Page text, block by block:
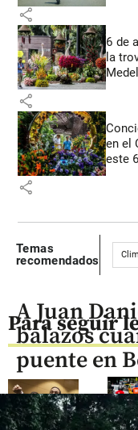
share
6 de
la
share
en el
este
share
Temas
recomendados
Para seguir
A Juan
balazos
puente en